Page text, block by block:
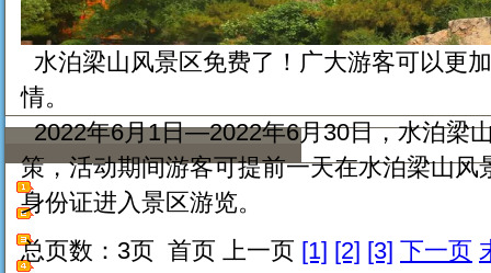
水泊梁山风景区免费了！广大游客可以更
情。
2022年6月1日—2022年6月30日，水泊梁
策，活动期间游客可提前一天在水泊梁山
身份证进入景区游览。
总页数：3页 首页 上一页 [1] [2] [3] 下一页